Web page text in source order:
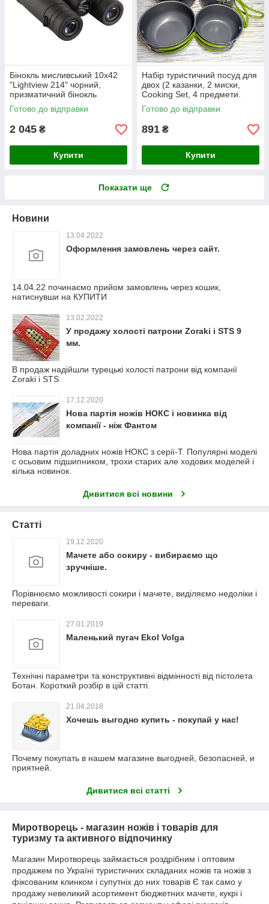
Бінокль мисливський 10х42
"Lightview 214" чорний,
призматичний бінокль
туристичний, для риболовлі
comet
Готово до відправки
2 045 ₴
Купити
Набір туристичний посуд для
двох (2 казанки, 2 миски,
Cooking Set, 4 предмети.
ds201
Готово до відправки
891 ₴
Купити
Показати ще
Новини
13.04.2022
Оформлення замовлень через сайт.
14.04.22 починаємо прийом замовлень через кошик,
натиснувши на КУПИТИ
13.02.2022
У продажу холості патрони Zoraki і STS 9
мм.
В продаж надійшли турецькі холості патрони від компанії
Zoraki і STS
17.12.2020
Нова партія ножів НОКС і новинка від
компанії - ніж Фантом
Нова партія доладних ножів НОКС з серії-Т. Популярні моделі
c осьовим підшипником, трохи старих але ходових моделей і
кілька новинок.
Дивитися всі новини
Статті
19.12.2020
Мачете або сокиру - вибираємо що
зручніше.
Порівнюємо можливості сокири і мачете, виділяємо недоліки і
переваги.
27.01.2019
Маленький пугач Ekol Volga
Технічні параметри та конструктивні відмінності від пістолета
Ботан. Короткий розбір в цій статті.
21.04.2018
Хочешь выгодно купить - покупай у нас!
Почему покупать в нашем магазине выгодней, безопасней, и
приятней.
Дивитися всі статті
Миротворець - магазин ножів і товарів для
туризму та активного відпочинку
Магазин Миротворець займається роздрібним і оптовим
продажем по Україні туристичних складаних ножів та ножів з
фіксованим клинком і супутніх до них товарів Є так само у
продажу невеликий асортимент бюджетних мачете, кукрі і